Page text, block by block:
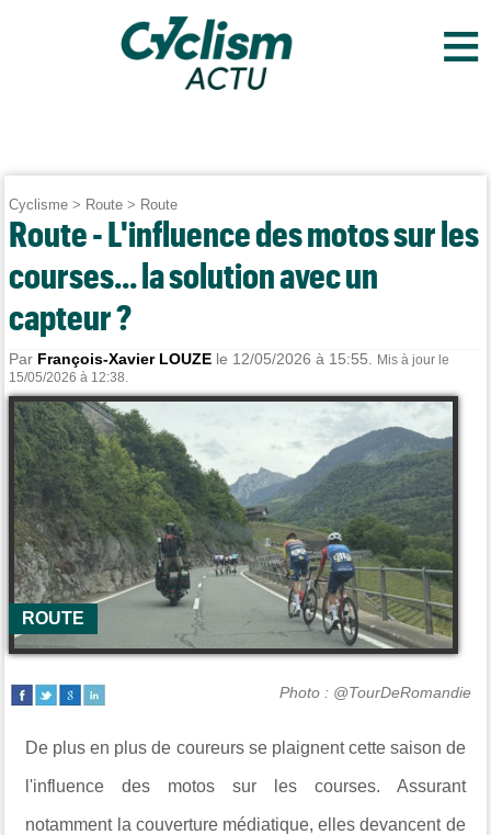
≡
Cyclisme > Route > Route
Route - L'influence des motos sur les
courses... la solution avec un
capteur ?
Par François-Xavier LOUZE le 12/05/2026 à 15:55.
Mis à jour le
15/05/2026 à 12:38.
ROUTE
Photo : @TourDeRomandie
De plus en plus de coureurs se plaignent cette saison de
l'influence des motos sur les courses. Assurant
notamment la couverture médiatique, elles devancent de